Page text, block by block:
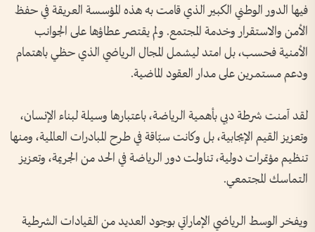
فيها الدور الوطني الكبير الذي قامت به هذه المؤسسة العريقة في حفظ
الأمن والاستقرار وخدمة المجتمع. ولم يقتصر عطاؤها على الجوانب
الأمنية فحسب، بل امتد ليشمل المجال الرياضي الذي حظي باهتمام
ودعم مستمرين على مدار العقود الماضية.
لقد آمنت شرطة دبي بأهمية الرياضة، باعتبارها وسيلة لبناء الإنسان،
وتعزيز القيم الإيجابية، بل وكانت سبّاقة في طرح المبادرات العالمية، ومنها
تنظيم مؤتمرات دولية، تناولت دور الرياضة في الحد من الجريمة، وتعزيز
التماسك المجتمعي.
ويفخر الوسط الرياضي الإماراتي بوجود العديد من القيادات الشرطية